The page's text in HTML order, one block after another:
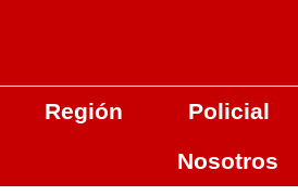
Región Policial
Nosotros